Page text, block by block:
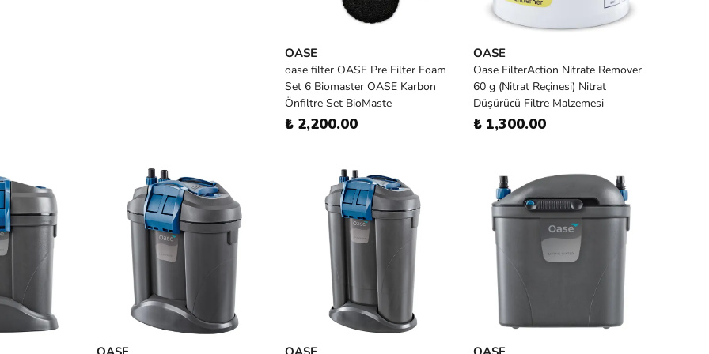
OASE
oase filter OASE Pre Filter Foam
Set 6 Biomaster OASE Karbon
Önfiltre Set BioMaste
₺ 2,200.00
OASE
Oase FilterAction Nitrate Remover
60 g (Nitrat Reçinesi) Nitrat
Düşürücü Filtre Malzemesi
₺ 1,300.00